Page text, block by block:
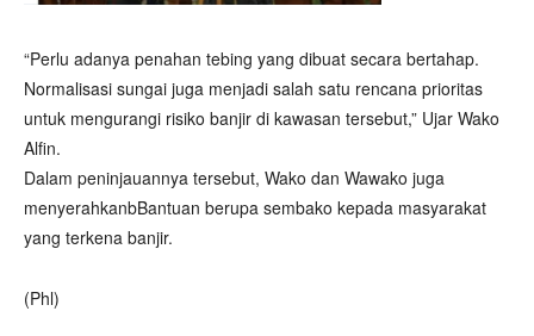
“Perlu adanya penahan tebing yang dibuat secara bertahap.
Normalisasi sungai juga menjadi salah satu rencana prioritas
untuk mengurangi risiko banjir di kawasan tersebut,” Ujar Wako
Alfin.
Dalam peninjauannya tersebut, Wako dan Wawako juga
menyerahkanbBantuan berupa sembako kepada masyarakat
yang terkena banjir.
(Phl)